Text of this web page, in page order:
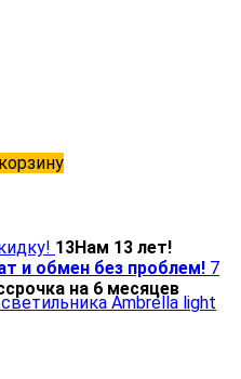
13Нам 13 лет!
и обмен без проблем! 7
на 6 месяцев